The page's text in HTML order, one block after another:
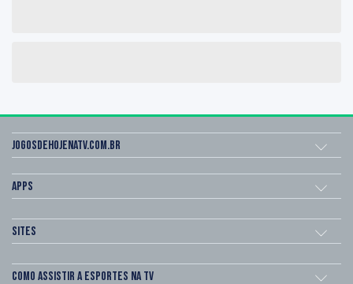
Jogosdehojenatv.com.br
Apps
Sites
Como assistir a esportes na TV